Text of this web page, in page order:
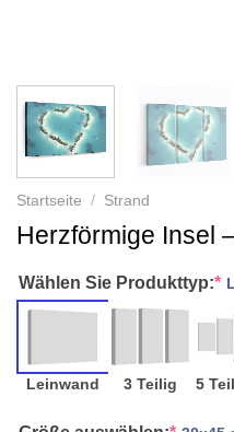
Startseite / Strand
Herzförmige Insel
Wählen Sie Produkttyp:*
Leinwand 3 Teilig 5